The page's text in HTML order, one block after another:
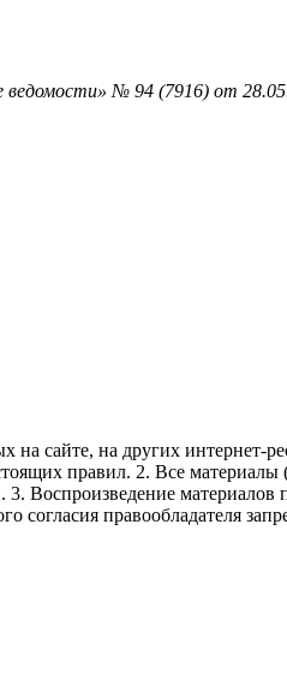
№ 94 (7916) от
сайте, на других интернет-
правил. 2. Все материалы
3. Воспроизведение
согласия правообладателя